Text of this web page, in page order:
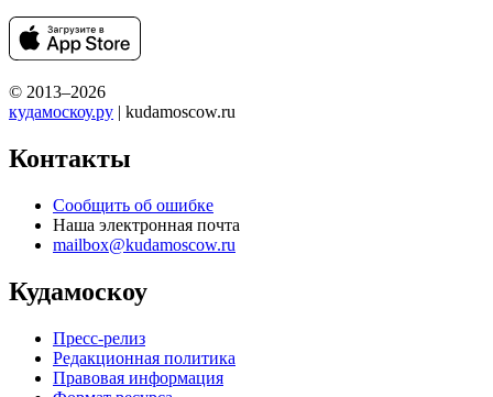
© 2013–2026
кудамоскоу.ру | kudamoscow.ru
Контакты
Сообщить об ошибке
Наша электронная почта
mailbox@kudamoscow.ru
Кудамоскоу
Пресс-релиз
Редакционная политика
Правовая информация